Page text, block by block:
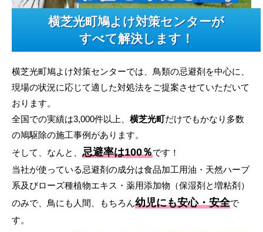
横芝光町鳩よけ対策センターが
すべて解決します！
横芝光町鳩よけ対策センターでは、鳥類の忌避剤を中心に、
現場の状況に応じて適した対処法をご提案させていただいて
おります。
全国での実績は3,000件以上、 横芝光町だけでもかなり多数
の鳩駆除の施工事例があります。
そして、なんと、 忌避率は100％です！
当社が使っている忌避剤の成分は食品加工用油・天然ハーブ
系及びローズ種植物エキス・薬用添加物（保湿剤と増粘剤）
のみで、鳥にも人間、もちろん幼児にも安心・安全で
す。